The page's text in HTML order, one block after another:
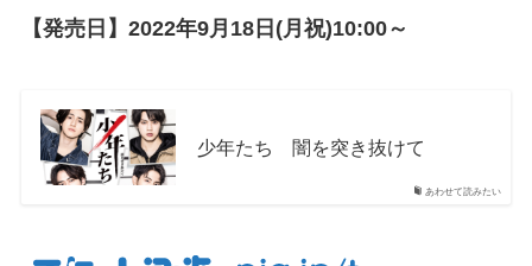
【発売日】2022年9月18日(月祝)10:00～
あわせて読みたい
少年たち 闇を突き抜けて